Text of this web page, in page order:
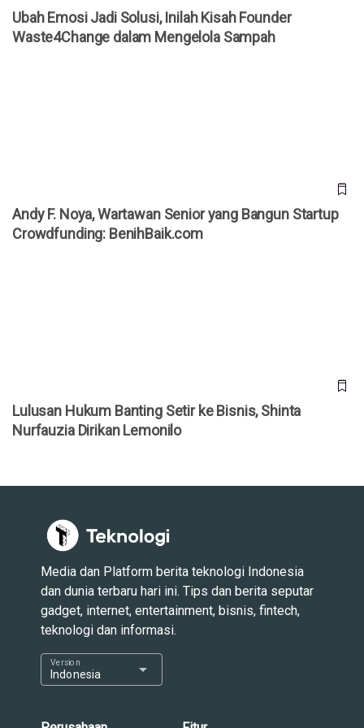
Ubah Emosi Jadi Solusi, Inilah Kisah Founder
Waste4Change dalam Mengelola Sampah
Andy F. Noya, Wartawan Senior yang Bangun Startup
Crowdfunding: BenihBaik.com
Lulusan Hukum Banting Setir ke Bisnis, Shinta
Nurfauzia Dirikan Lemonilo
Media dan Platform berita teknologi Indonesia
dan dunia terbaru hari ini. Tips dan berita seputar
gadget, internet, entertainment, bisnis, fintech,
teknologi dan informasi.
Indonesia
Version arrow_drop_down